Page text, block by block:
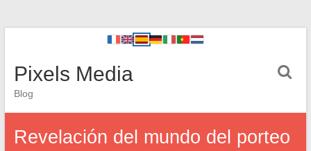
Pixels Media
Blog
Revelación del mundo del porteo